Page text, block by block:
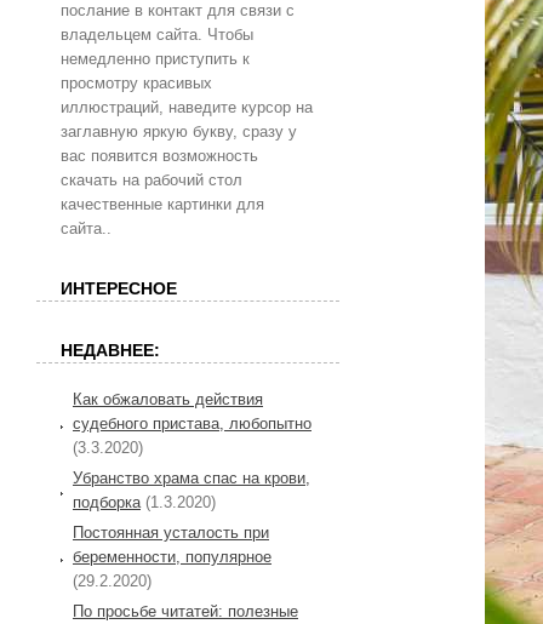
послание в контакт для связи с
владельцем сайта. Чтобы
немедленно приступить к
просмотру красивых
иллюстраций, наведите курсор на
заглавную яркую букву, сразу у
вас появится возможность
скачать на рабочий стол
качественные картинки для
сайта..
ИНТЕРЕСНОЕ
НЕДАВНЕЕ:
Как обжаловать действия
судебного пристава, любопытно
(3.3.2020)
Убранство храма спас на крови,
подборка (1.3.2020)
Постоянная усталость при
беременности, популярное
(29.2.2020)
По просьбе читатей: полезные